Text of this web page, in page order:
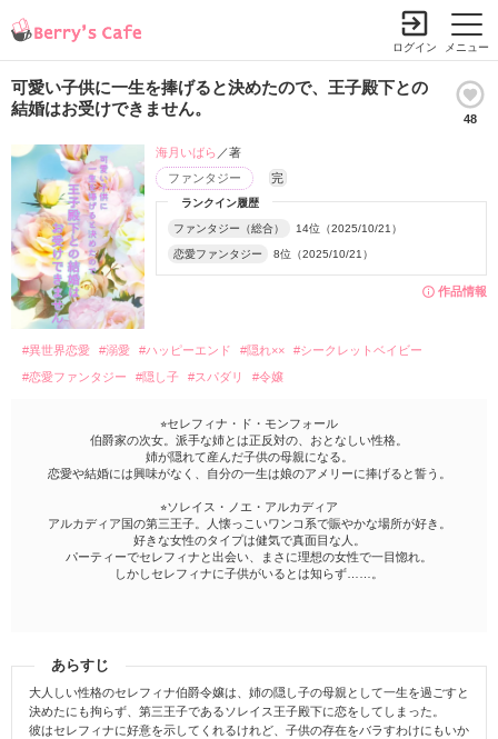
メニュー
ログイン
可愛い子供に一生を捧げると決めたので、王子殿下との
結婚はお受けできません。
48
作品情報
ランクイン履歴
ファンタジー（総合） 14位（2025/10/21）
恋愛ファンタジー 8位（2025/10/21）
ファンタジー 完
海月いばら ／著
#異世界恋愛 #溺愛 #ハッピーエンド #隠れ××
#シークレットベイビー
#恋愛ファンタジー
#隠し子 #スパダリ #令嬢
⭐︎セレフィナ・ド・モンフォール
伯爵家の次女。派手な姉とは正反対の、おとなしい性格。
姉が隠れて産んだ子供の母親になる。
恋愛や結婚には興味がなく、自分の一生は娘のアメリーに捧げると誓う。
⭐︎ソレイス・ノエ・アルカディア
アルカディア国の第三王子。人懐っこいワンコ系で賑やかな場所が好き。
好きな女性のタイプは健気で真面目な人。
パーティーでセレフィナと出会い、まさに理想の女性で一目惚れ。
しかしセレフィナに子供がいるとは知らず……。
あらすじ
大人しい性格のセレフィナ伯爵令嬢は、姉の隠し子の母親として一生を過ごすと
決めたにも拘らず、第三王子であるソレイス王子殿下に恋をしてしまった。
彼はセレフィナに好意を示してくれるけれど、子供の存在をバラすわけにもいか